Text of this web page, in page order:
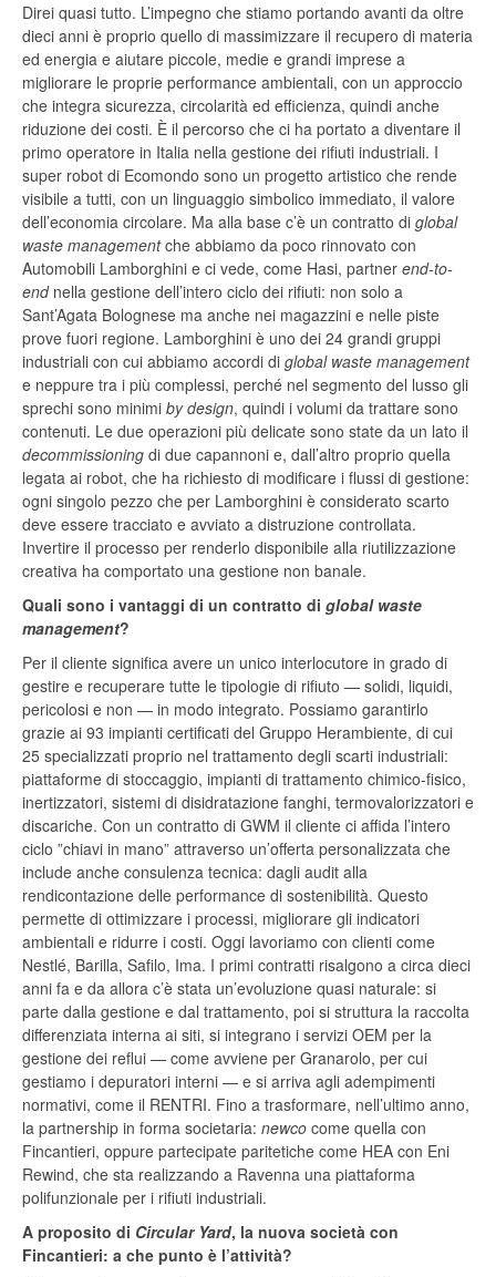
Direi quasi tutto. L’impegno che stiamo portando avanti da oltre
dieci anni è proprio quello di massimizzare il recupero di materia
ed energia e aiutare piccole, medie e grandi imprese a
migliorare le proprie performance ambientali, con un approccio
che integra sicurezza, circolarità ed efficienza, quindi anche
riduzione dei costi. È il percorso che ci ha portato a diventare il
primo operatore in Italia nella gestione dei rifiuti industriali. I
super robot di Ecomondo sono un progetto artistico che rende
visibile a tutti, con un linguaggio simbolico immediato, il valore
dell’economia circolare. Ma alla base c’è un contratto di global
waste managementche abbiamo da poco rinnovato con
Automobili Lamborghini e ci vede, come Hasi, partner end-to-
end nella gestione dell’intero ciclo dei rifiuti: non solo a
Sant’Agata Bolognese ma anche nei magazzini e nelle piste
prove fuori regione. Lamborghini è uno dei 24 grandi gruppi
industriali con cui abbiamo accordi di global waste management
e neppure tra i più complessi, perché nel segmento del lusso gli
sprechi sono minimi by design, quindi i volumi da trattare sono
contenuti. Le due operazioni più delicate sono state da un lato il
decommissioning di due capannoni e, dall’altro proprio quella
legata ai robot, che ha richiesto di modificare i flussi di gestione:
ogni singolo pezzo che per Lamborghini è considerato scarto
deve essere tracciato e avviato a distruzione controllata.
Invertire il processo per renderlo disponibile alla riutilizzazione
creativa ha comportato una gestione non banale.
Quali sono i vantaggi di un contratto di global waste
management?
Per il cliente significa avere un unico interlocutore in grado di
gestire e recuperare tutte le tipologie di rifiuto — solidi, liquidi,
pericolosi e non — in modo integrato. Possiamo garantirlo
grazie ai 93 impianti certificati del Gruppo Herambiente, di cui
25 specializzati proprio nel trattamento degli scarti industriali:
piattaforme di stoccaggio, impianti di trattamento chimico-fisico,
inertizzatori, sistemi di disidratazione fanghi, termovalorizzatori e
discariche. Con un contratto di GWM il cliente ci affida l’intero
ciclo ”chiavi in mano” attraverso un’offerta personalizzata che
include anche consulenza tecnica: dagli audit alla
rendicontazione delle performance di sostenibilità. Questo
permette di ottimizzare i processi, migliorare gli indicatori
ambientali e ridurre i costi. Oggi lavoriamo con clienti come
Nestlé, Barilla, Safilo, Ima. I primi contratti risalgono a circa dieci
anni fa e da allora c’è stata un’evoluzione quasi naturale: si
parte dalla gestione e dal trattamento, poi si struttura la raccolta
differenziata interna ai siti, si integrano i servizi OEM per la
gestione dei reflui — come avviene per Granarolo, per cui
gestiamo i depuratori interni — e si arriva agli adempimenti
normativi, come il RENTRI. Fino a trasformare, nell’ultimo anno,
la partnership in forma societaria: newco come quella con
Fincantieri, oppure partecipate paritetiche come HEA con Eni
Rewind, che sta realizzando a Ravenna una piattaforma
polifunzionale per i rifiuti industriali.
A proposito di Circular Yard, la nuova società con
Fincantieri: a che punto è l’attività?